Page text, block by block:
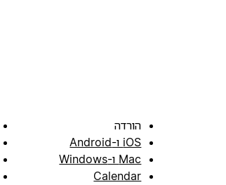
הורדה
iOS ו-Android
Mac ו-Windows
Calendar